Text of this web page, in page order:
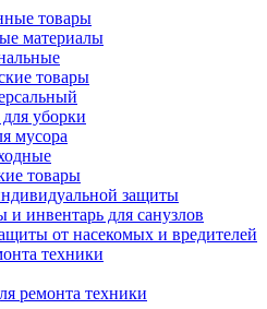
товары
материалы
товары
уборки
мусора
товары
защиты
и инвентарь для санузлов
от насекомых и вредителей
техники
ремонта техники